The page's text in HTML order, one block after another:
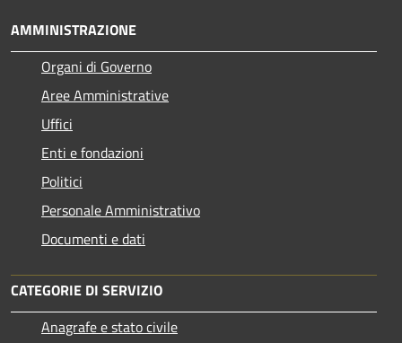
AMMINISTRAZIONE
Organi di Governo
Aree Amministrative
Uffici
Enti e fondazioni
Politici
Personale Amministrativo
Documenti e dati
CATEGORIE DI SERVIZIO
Anagrafe e stato civile